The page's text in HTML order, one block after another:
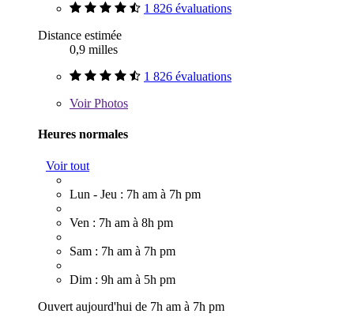
1 826 évaluations
Distance estimée
0,9 milles
1 826 évaluations
VoirPhotos
Heures normales
Voir tout
Lun - Jeu : 7h am à 7h pm
Ven : 7h am à 8h pm
Sam : 7h am à 7h pm
Dim : 9h am à 5h pm
Ouvert aujourd'hui de 7h am à 7h pm